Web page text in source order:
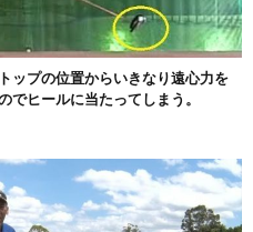
ップの位置からいきなり遠心力を
でヒールに当たってしまう。